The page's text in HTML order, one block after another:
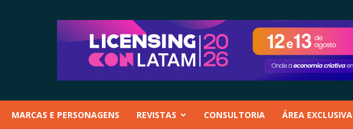
MARCAS E PERSONAGENS REVISTAS CONSULTORIA ÁREA EXCLUSIVA